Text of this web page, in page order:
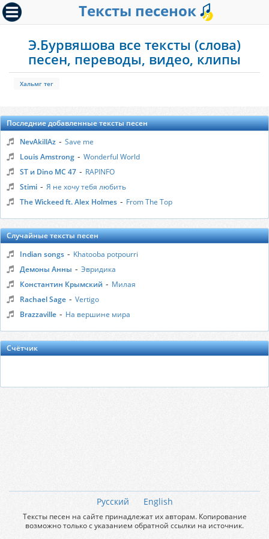
Тексты песенок
Э.Бурвяшова все тексты (слова)
песен, переводы, видео, клипы
Хальмг тег
Последние добавленные тексты песен
NevAkillAz - Save me
Louis Amstrong - Wonderful World
ST и Dino MC 47 - RAPINFO
Stimi - Я не хочу тебя любить
The Wickeed ft. Alex Holmes - From The Top
Случайные тексты песен
Indian songs - Khatooba potpourri
Демоны Анны - Эвридика
Константин Крымский - Милая
Rachael Sage - Vertigo
Brazzaville - На вершине мира
Счётчик
Русский English
Тексты песен на сайте принадлежат их авторам. Копирование
возможно только с указанием обратной ссылки на источник.